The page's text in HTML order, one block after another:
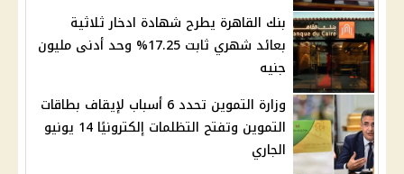
بنك القاهرة يطرح شهادة ادخار ثلاثية
بعائد شهري ثابت 17.25% وحد أدنى مليون
جنيه
وزارة التموين تحدد 6 أسباب لإيقاف بطاقات
التموين وتفتح التظلمات إلكترونيًا 14 يونيو
الجاري